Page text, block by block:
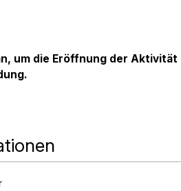
um die Eröffnung der